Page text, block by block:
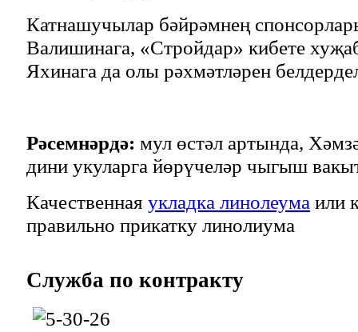
Катнашучылар бәйрәмнең
Валишинага, «Стройдар» кибете
Яхинага да олы рәхмәтләрен
Рәсемнәрдә: мул өстәл артында,
дини укуларга йөрүчеләр чыгыш
Качественная укладка линолеума или
правильно прикатку линолиума
Служба по контракту